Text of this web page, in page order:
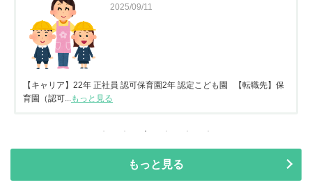
2025/09/11
【キャリア】22年 正社員 認可保育園2年 認定こども園 【転職先】保
育園（認可...もっと見る
もっと見る